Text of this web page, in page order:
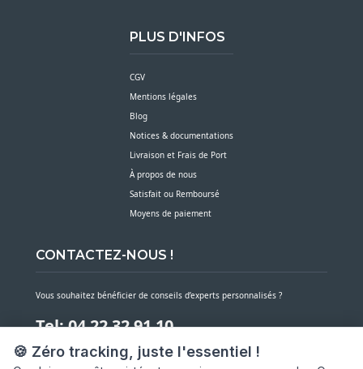
🍪 Zéro tracking, juste l'essentiel !
PLUS D'INFOS
CGV
Mentions légales
Blog
Notices & documentations
Livraison et Frais de Port
À propos de nous
Satisfait ou Remboursé
Moyens de paiement
CONTACTEZ-NOUS !
Vous souhaitez bénéficier de conseils d’experts personnalisés ?
Tel: 04 22 32 91 10
Notre service client est à votre écoute du lundi au vendredi de 7h30 à 16h